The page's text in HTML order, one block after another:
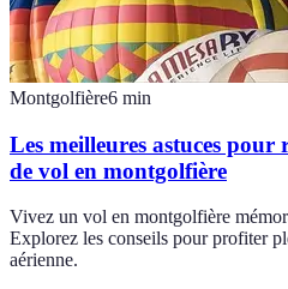
Montgolfière6 min
Les meilleures astuces pour
de vol en montgolfière
Vivez un vol en montgolfière
Explorez les conseils pour profiter
aérienne.